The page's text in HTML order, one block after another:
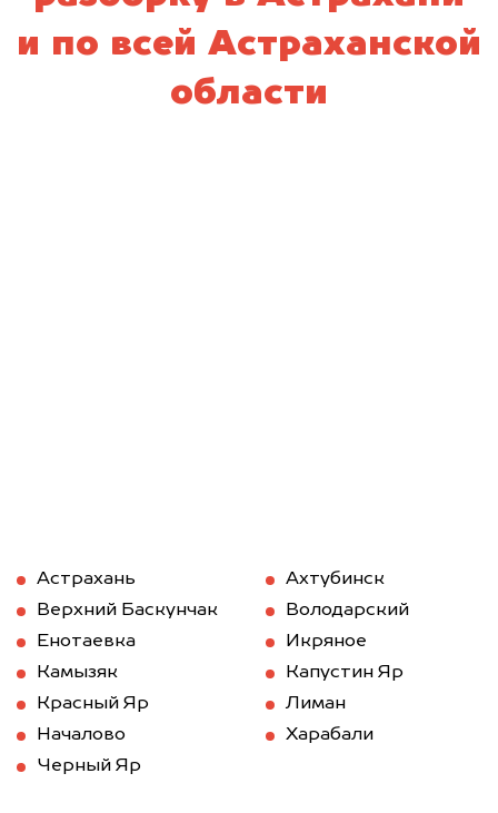
и по всей Астраханской
области
Астрахань
Ахтубинск
Верхний Баскунчак
Володарский
Енотаевка
Икряное
Камызяк
Капустин Яр
Красный Яр
Лиман
Началово
Харабали
Черный Яр